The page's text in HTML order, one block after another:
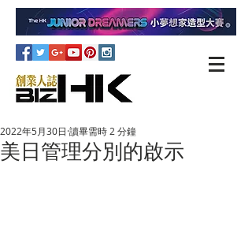
美日管理分別的啟示
2022年5月30日 讀畢需時 2 分鐘